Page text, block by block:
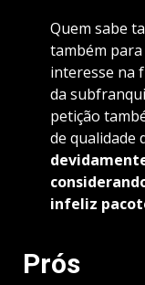
Quem sabe
também
interesse na
da
petição
de qualidade
infeliz
Prós